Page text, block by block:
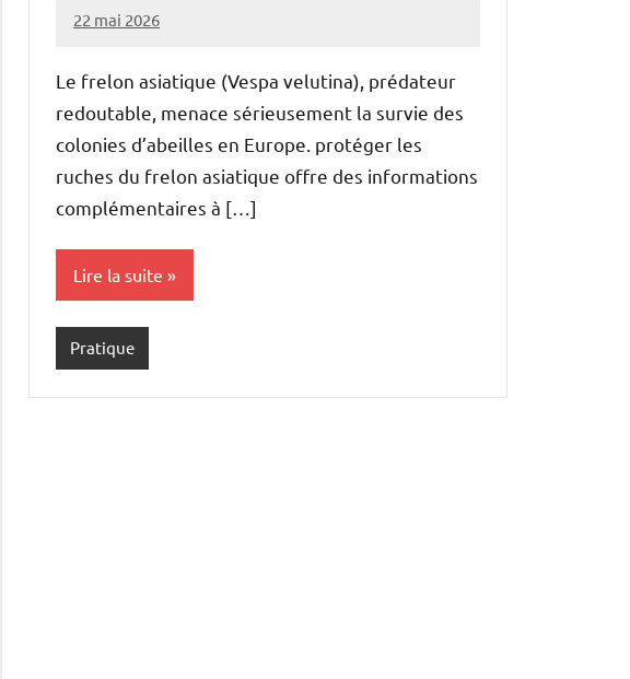
22 mai 2026
Pascal
Aucun
Le frelon asiatique (Vespa velutina), prédateur
redoutable, menace sérieusement la survie des
colonies d’abeilles en Europe. protéger les
ruches du frelon asiatique offre des informations
complémentaires à […]
Lire la suite
Pratique